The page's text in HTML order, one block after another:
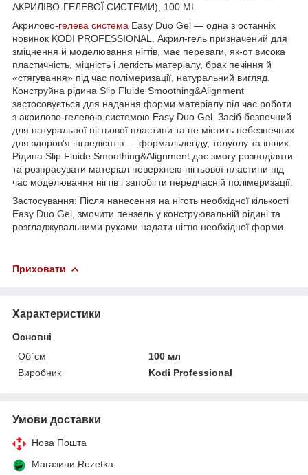
АКРИЛІВО-ГЕЛЕВОЇ СИСТЕМИ), 100 ML
Акрилово-гелева система Easy Duo Gel — одна з останніх
новинок KODI PROFESSIONAL. Акрил-гель призначений для
зміцнення й моделювання нігтів, має переваги, як-от висока
пластичність, міцність і легкість матеріалу, брак печіння й
«стягування» під час полімеризації, натуральний вигляд.
Конструйна рідина Slip Fluide Smoothing&Alignment
застосовується для надання форми матеріалу під час роботи
з акрилово-гелевою системою Easy Duo Gel. Засіб безпечний
для натуральної нігтьової пластини та не містить небезпечних
для здоров'я інгредієнтів — формальдегіду, толуолу та інших.
Рідина Slip Fluide Smoothing&Alignment дає змогу розподіляти
та розпрасувати матеріал поверхнею нігтьової пластини під
час моделювання нігтів і запобігти передчасній полімеризації.
Застосування: Після нанесення на ніготь необхідної кількості
Easy Duo Gel, змочити пензель у конструювальній рідині та
розгладжувальними рухами надати нігтю необхідної форми.
Приховати
Характеристики
Основні
Об`єм
100 мл
Виробник
Kodi Professional
Умови доставки
Нова Пошта
Магазини Rozetka